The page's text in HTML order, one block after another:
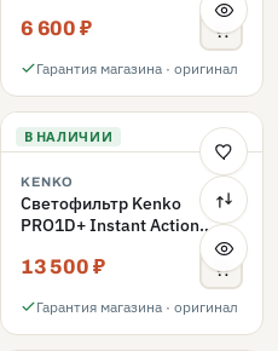
6 600 ₽
Гарантия магазина · оригинал
В НАЛИЧИИ
KENKO
Светофильтр Kenko
PRO1D+ Instant Action
Variable NDX3-450+C-PL
переменной плотности
13 500 ₽
Гарантия магазина · оригинал